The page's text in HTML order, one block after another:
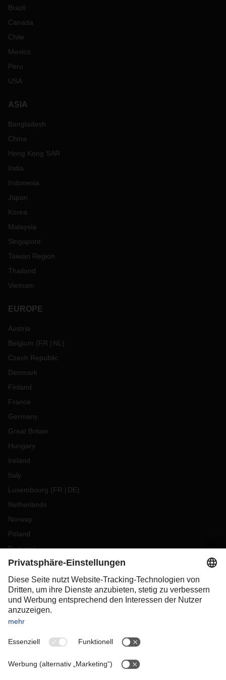
Brazil
Canada
Chile
Mexico
Peru
USA
ASIA
Bangladesh
China
Hong Kong SAR
India
Indonesia
Japan
Korea
Malaysia
Singapore
Taiwan Region
Thailand
Vietnam
EUROPE
Austria
Belgium (FR NL )
Czech Republic
Denmark
Finland
France
Germany
Great Britain
Hungary
Ireland
Italy
Luxembourg (FR DE)
Netherlands
Norway
Poland
Portugal
Romania
Slovakia
Spain
Sweden
Switzerland
OCEANIA